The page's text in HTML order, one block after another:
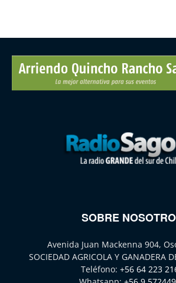
SOBRE
Avenida Juan Mackenna 904,
SOCIEDAD AGRICOLA Y GANADERA
Teléfono: +56 64 223